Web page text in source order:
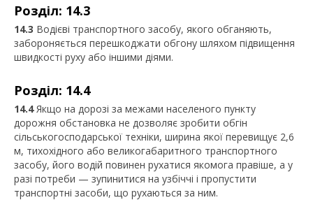
Розділ: 14.3
14.3 Водієві транспортного засобу, якого обганяють,
забороняється перешкоджати обгону шляхом підвищення
швидкості руху або іншими діями.
Розділ: 14.4
14.4Якщо на дорозі за межами населеного пункту
дорожня обстановка не дозволяє зробити обгін
сільськогосподарської техніки, ширина якої перевищує 2,6
м, тихохідного або великогабаритного транспортного
засобу, його водій повинен рухатися якомога правіше, а у
разі потреби — зупинитися на узбіччі і пропустити
транспортні засоби, що рухаються за ним.